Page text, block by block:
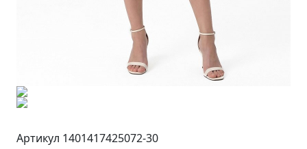
Артикул 1401417425072-30